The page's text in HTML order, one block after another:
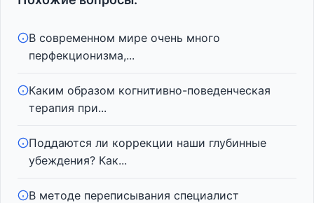
В современном мире очень много
перфекционизма,...
Каким образом когнитивно-поведенческая
терапия при...
Поддаются ли коррекции наши глубинные
убеждения? Как...
В методе переписывания специалист